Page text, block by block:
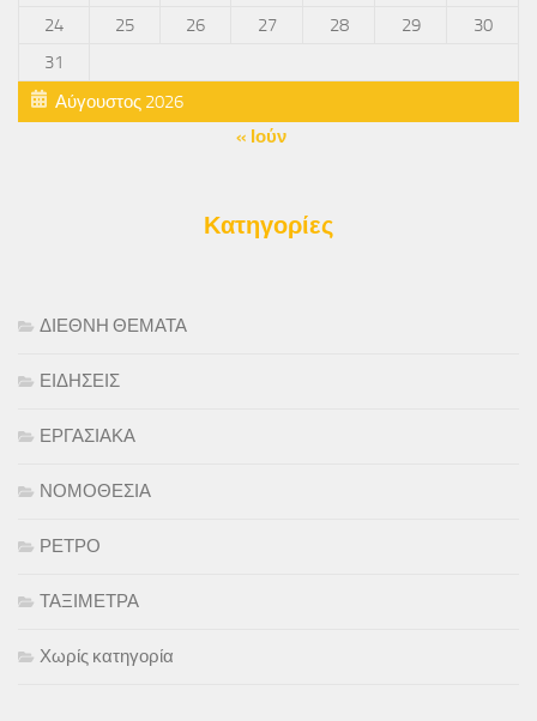
Αύγουστος 2026
24
25 26 27 28 29
30
31
« Ιούν
Κατηγορίες
ΔΙΕΘΝΗ ΘΕΜΑΤΑ
ΕΙΔΗΣΕΙΣ
ΕΡΓΑΣΙΑΚΑ
ΝΟΜΟΘΕΣΙΑ
ΡΕΤΡΟ
ΤΑΞΙΜΕΤΡΑ
Χωρίς κατηγορία